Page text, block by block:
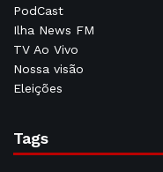
PodCast
Ilha News FM
TV Ao Vivo
Nossa visão
Eleições
Tags